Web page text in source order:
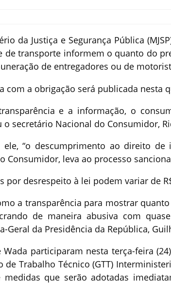
da Justiça e Segurança Pública
de transporte informem o quanto do
de entregadores ou de
com a obrigação será publicada nesta
e a informação, o
o secretário Nacional do Consumidor,
ele, “o descumprimento ao direito
Consumidor, leva ao processo
por desrespeito à lei podem variar de
a transparência para mostrar
de maneira abusiva com
Geral da Presidência da República,
Wada participaram nesta terça-feira
de Trabalho Técnico (GTT)
medidas que serão adotadas